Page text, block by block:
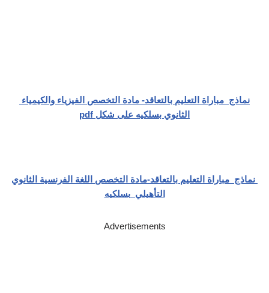
نماذج مباراة التعليم بالتعاقد- مادة التخصص الفيزياء والكيمياء
الثانوي بسلكيه على شكل pdf
نماذج مباراة التعليم بالتعاقد-مادة التخصص اللغة الفرنسية الثانوي
التأهيلي بسلكيه
Advertisements